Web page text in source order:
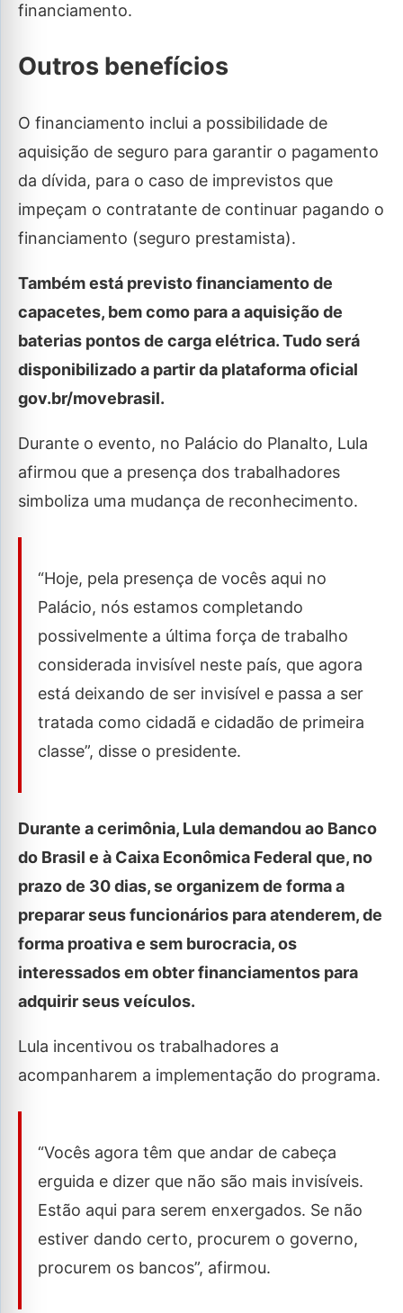
financiamento.
Outros benefícios
O financiamento inclui a possibilidade de
aquisição de seguro para garantir o pagamento
da dívida, para o caso de imprevistos que
impeçam o contratante de continuar pagando o
financiamento (seguro prestamista).
Também está previsto financiamento de
capacetes, bem como para a aquisição de
baterias pontos de carga elétrica. Tudo será
disponibilizado a partir da plataforma oficial
gov.br/movebrasil.
Durante o evento, no Palácio do Planalto, Lula
afirmou que a presença dos trabalhadores
simboliza uma mudança de reconhecimento.
“Hoje, pela presença de vocês aqui no
Palácio, nós estamos completando
possivelmente a última força de trabalho
considerada invisível neste país, que agora
está deixando de ser invisível e passa a ser
tratada como cidadã e cidadão de primeira
classe”, disse o presidente.
Durante a cerimônia, Lula demandou ao Banco
do Brasil e à Caixa Econômica Federal que, no
prazo de 30 dias, se organizem de forma a
preparar seus funcionários para atenderem, de
forma proativa e sem burocracia, os
interessados em obter financiamentos para
adquirir seus veículos.
Lula incentivou os trabalhadores a
acompanharem a implementação do programa.
“Vocês agora têm que andar de cabeça
erguida e dizer que não são mais invisíveis.
Estão aqui para serem enxergados. Se não
estiver dando certo, procurem o governo,
procurem os bancos”, afirmou.